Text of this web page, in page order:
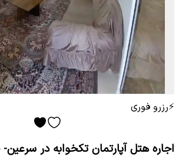
⚡رزرو فوری
اجاره هتل آپارتمان تکخوابه در